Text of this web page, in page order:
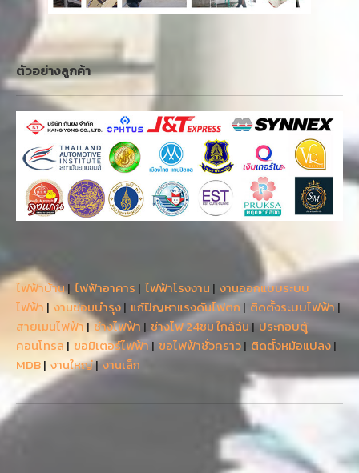
ตัวอย่างลูกค้า
ไฟฟ้าบ้าน| ไฟฟ้าอาคาร | ไฟฟ้าโรงงาน | งานออกแบบระบบ
ไฟฟ้า | งานซ่อมบำรุง| แก้ปัญหาแรงดันไฟตก | ติดตั้งระบบไฟฟ้า|
สายเมนไฟฟ้า |ช่างไฟฟ้า | ช่างไฟ 24ชม ใกล้ฉัน|ประกอบตู้
คอนโทรล | ขอมิเตอร์ไฟฟ้า | ขอไฟฟ้าชั่วคราว| ติดตั้งหม้อแปลง|
MDB| งานใหญ่|งานเล็ก